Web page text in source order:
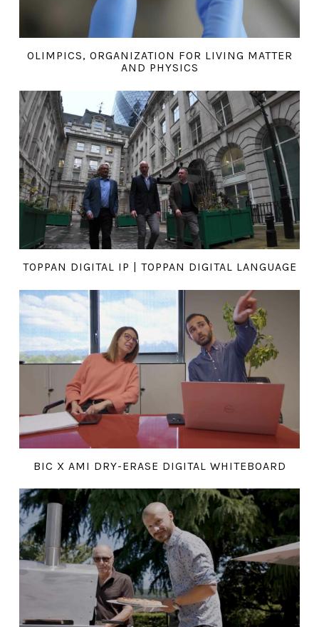
OLIMPICS, ORGANIZATION FOR LIVING MATTER
AND PHYSICS
TOPPAN DIGITAL IP | TOPPAN DIGITAL LANGUAGE
BIC X AMI DRY-ERASE DIGITAL WHITEBOARD